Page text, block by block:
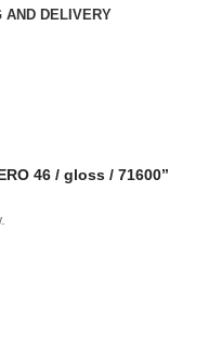
AND DELIVERY
46 / gloss / 71600”